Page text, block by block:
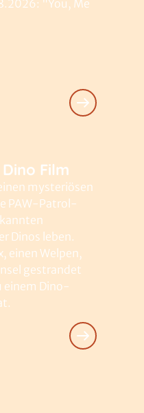
"You, Me
Film
mysteriösen
PAW-Patrol-
Dinos leben.
einen Welpen,
gestrandet
einem Dino-